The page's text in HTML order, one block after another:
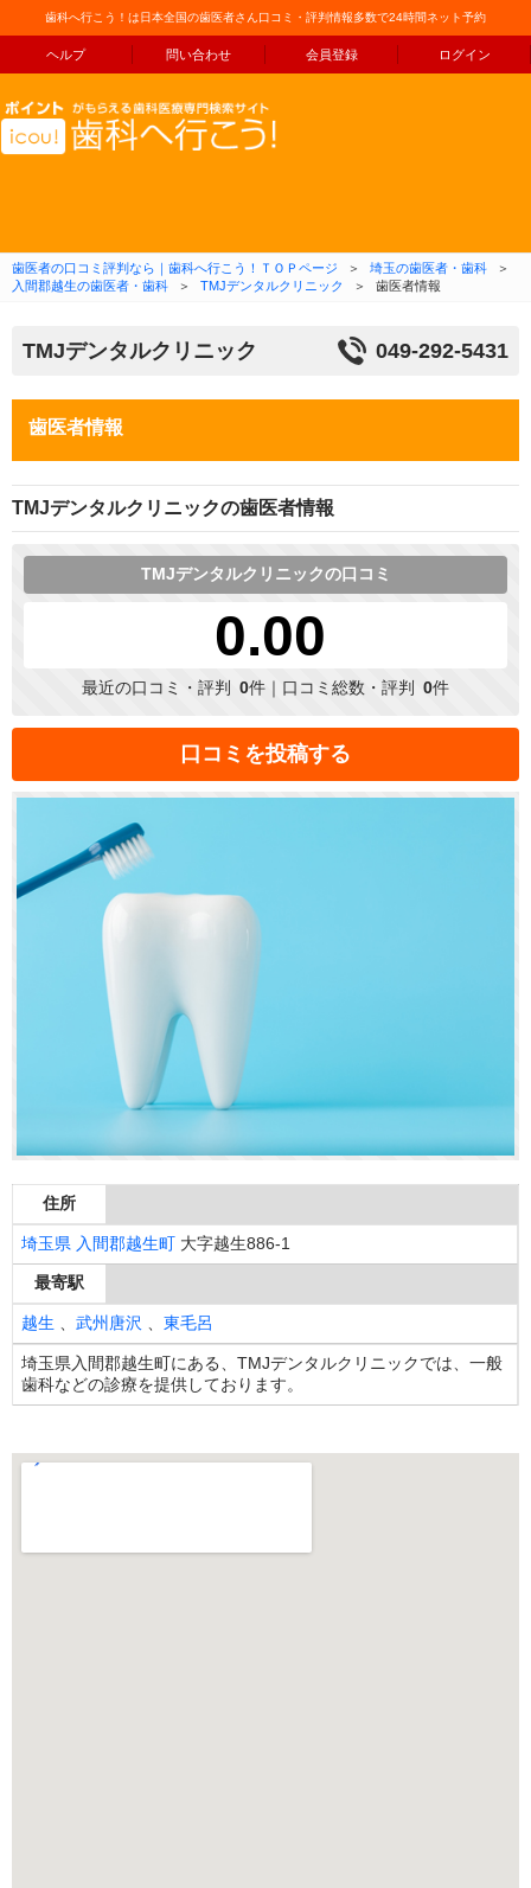
歯科へ行こう！は日本全国の歯医者さん口コミ・評判情報多数で24時間ネット予約
ヘルプ 問い合わせ 会員登録 ログイン
コンテンツへ移動
歯医者の口コミ評判なら｜歯科へ行こう！ＴＯＰページ ＞ 埼玉の歯医者・歯科
＞
入間郡越生の歯医者・歯科
＞ TMJデンタルクリニック ＞ 歯医者情報
TMJデンタルクリニック 049-292-5431
歯医者情報
TMJデンタルクリニックの歯医者情報
TMJデンタルクリニックの口コミ
0.00
最近の口コミ・評判 0件｜口コミ総数・評判 0件
口コミを投稿する
住所
埼玉県 入間郡越生町 大字越生886-1
最寄駅
越生 武州唐沢 東毛呂
埼玉県入間郡越生町にある、TMJデンタルクリニックでは、一般
歯科などの診療を提供しております。